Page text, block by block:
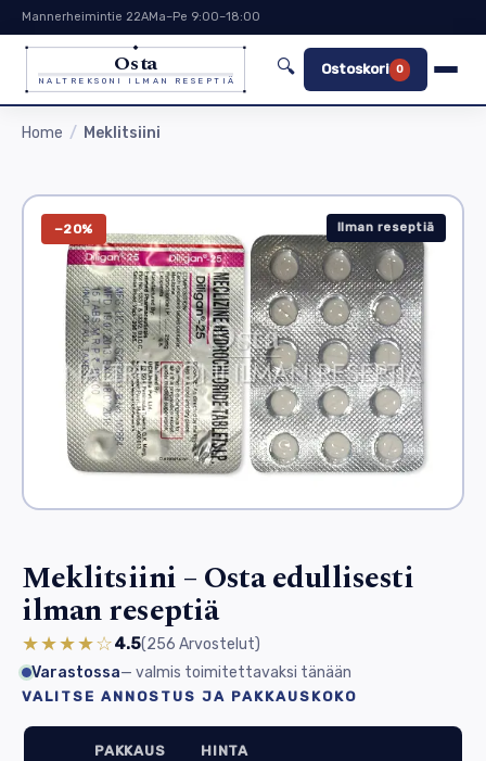
Mannerheimintie 22AMa–Pe 9:00–18:00
Osta
NALTREKSONI ILMAN RESEPTIÄ
🔍 Ostoskori 0
Home Meklitsiini
−20% Ilman reseptiä
Meklitsiini – Osta edullisesti
ilman reseptiä
★★★★☆4.5(256 Arvostelut)
Varastossa— valmis toimitettavaksi tänään
VALITSE ANNOSTUS JA PAKKAUSKOKO
PAKKAUS HINTA